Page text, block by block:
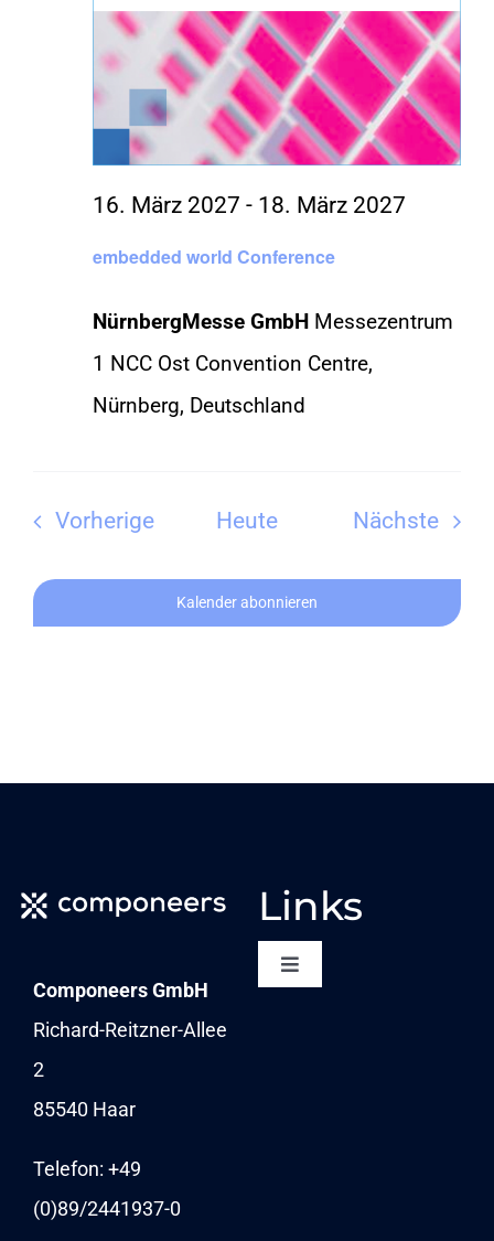
embedded world Conference
16. März 2027 - 18. März 2027
NürnbergMesse GmbH Messezentrum
1 NCC Ost Convention Centre,
Nürnberg, Deutschland
VorherigeVeranstaltungen
Heute Nächste
Kalender abonnieren
Componeers GmbH
Richard-Reitzner-Allee
2
85540 Haar
Telefon: +49
(0)89/2441937-0
Links
Toggle
NEWSLETTER
NEWS